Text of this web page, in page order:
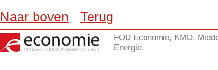
Naar boven Terug
FOD Economie, KMO,
Energie.